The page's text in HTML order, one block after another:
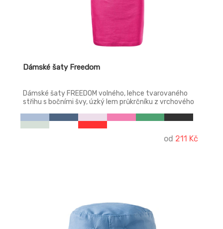
Dámské šaty Freedom
Dámské šaty FREEDOM volného, lehce tvarovaného
střihu s bočními švy, úzký lem průkrčníku z vrchového
od 211 Kč